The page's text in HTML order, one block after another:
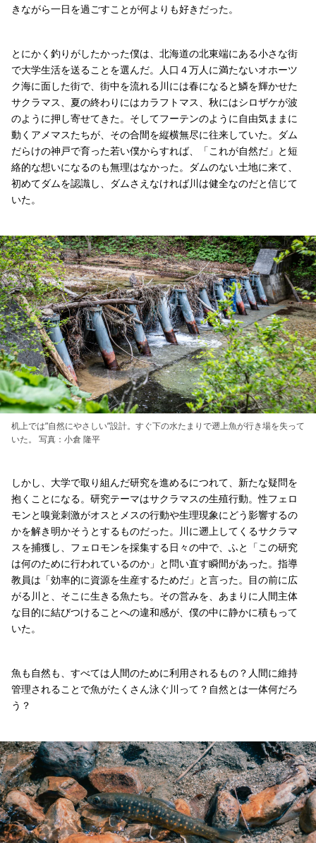
きながら一日を過ごすことが何よりも好きだった。
とにかく釣りがしたかった僕は、北海道の北東端にある小さな街
で大学生活を送ることを選んだ。人口４万人に満たないオホーツ
ク海に面した街で、街中を流れる川には春になると鱗を輝かせた
サクラマス、夏の終わりにはカラフトマス、秋にはシロザケが波
のように押し寄せてきた。そしてフーテンのように自由気ままに
動くアメマスたちが、その合間を縦横無尽に往来していた。ダム
だらけの神戸で育った若い僕からすれば、「これが自然だ」と短
絡的な想いになるのも無理はなかった。ダムのない土地に来て、
初めてダムを認識し、ダムさえなければ川は健全なのだと信じて
いた。
机上では”自然にやさしい”設計。すぐ下の水たまりで遡上魚が行き場を失って
いた。 写真：小倉 隆平
しかし、大学で取り組んだ研究を進めるにつれて、新たな疑問を
抱くことになる。研究テーマはサクラマスの生殖行動。性フェロ
モンと嗅覚刺激がオスとメスの行動や生理現象にどう影響するの
かを解き明かそうとするものだった。川に遡上してくるサクラマ
スを捕獲し、フェロモンを採集する日々の中で、ふと「この研究
は何のために行われているのか」と問い直す瞬間があった。指導
教員は「効率的に資源を生産するためだ」と言った。目の前に広
がる川と、そこに生きる魚たち。その営みを、あまりに人間主体
な目的に結びつけることへの違和感が、僕の中に静かに積もって
いた。
魚も自然も、すべては人間のために利用されるもの？人間に維持
管理されることで魚がたくさん泳ぐ川って？自然とは一体何だろ
う？